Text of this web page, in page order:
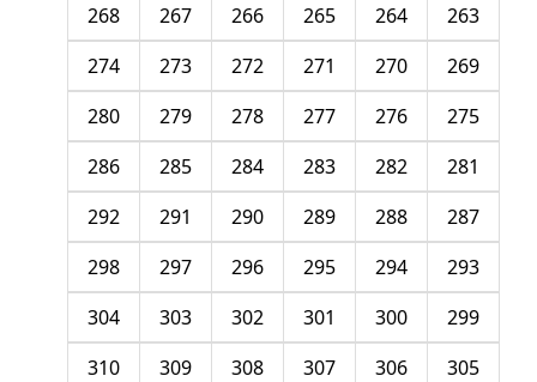
263
264
265
266
267
268
269
270
271
272
273
274
275
276
277
278
279
280
281
282
283
284
285
286
287
288
289
290
291
292
293
294
295
296
297
298
299
300
301
302
303
304
305
306
307
308
309
310